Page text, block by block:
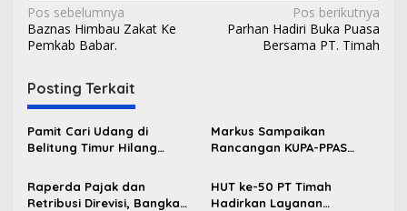
N
a
i
g
a
i
Pos sebelumnya
Baznas Himbau Zakat Ke
Pemkab Babar.
Pos berikutnya
Parhan Hadiri Buka Puasa
Bersama PT. Timah
Posting Terkait
Pamit Cari Udang di
Belitung Timur Hilang
Kolong Kero
Markus Sampaikan
Rancangan KUPA-PPAS
DPRD Bangka Barat
Raperda Pajak dan
Retribusi Direvisi, Bangka
HUT ke-50 PT Timah
Hadirkan Layanan